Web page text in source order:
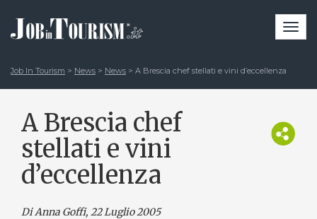
Job In Tourism > News > News > A Brescia chef stellati e vini d’eccellenza
A Brescia chef
stellati e vini
d’eccellenza
Di Anna Goffi, 22 Luglio 2005